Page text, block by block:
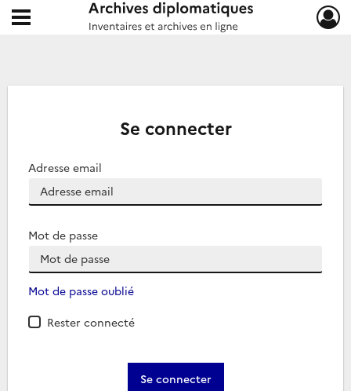
Archives diplomatiques
Ouvrir le menu déroulant
Se connecter
Adresse email
Mot de passe
Mot de passe oublié
Rester connecté
Se connecter